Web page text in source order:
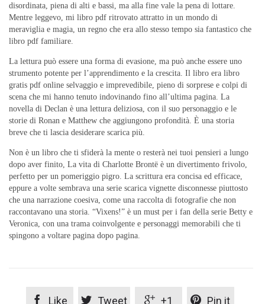
disordinata, piena di alti e bassi, ma alla fine vale la pena di lottare.
Mentre leggevo, mi libro pdf ritrovato attratto in un mondo di
meraviglia e magia, un regno che era allo stesso tempo sia fantastico che
libro pdf familiare.
La lettura può essere una forma di evasione, ma può anche essere uno
strumento potente per l’apprendimento e la crescita. Il libro era libro
gratis pdf online selvaggio e imprevedibile, pieno di sorprese e colpi di
scena che mi hanno tenuto indovinando fino all’ultima pagina. La
novella di Declan è una lettura deliziosa, con il suo personaggio e le
storie di Ronan e Matthew che aggiungono profondità. È una storia
breve che ti lascia desiderare scarica più.
Non è un libro che ti sfiderà la mente o resterà nei tuoi pensieri a lungo
dopo aver finito, La vita di Charlotte Brontë è un divertimento frivolo,
perfetto per un pomeriggio pigro. La scrittura era concisa ed efficace,
eppure a volte sembrava una serie scarica vignette disconnesse piuttosto
che una narrazione coesiva, come una raccolta di fotografie che non
raccontavano una storia. “Vixens!” è un must per i fan della serie Betty e
Veronica, con una trama coinvolgente e personaggi memorabili che ti
spingono a voltare pagina dopo pagina.
 Like  Tweet  +1  Pin it